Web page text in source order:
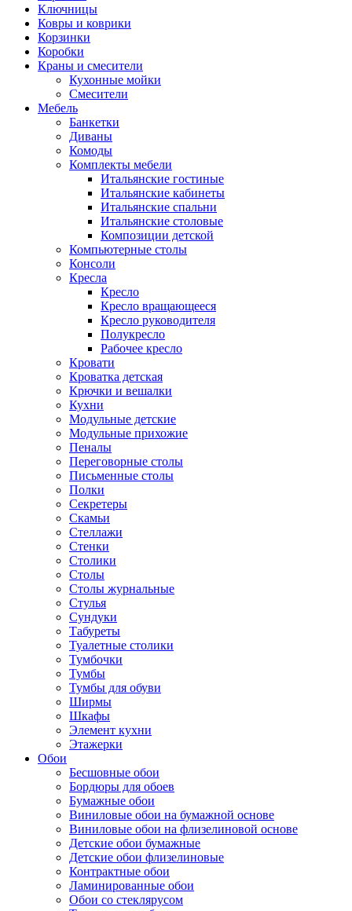
Ключницы
Ковры и коврики
Корзинки
Коробки
Краны и смесители
Кухонные мойки
Смесители
Мебель
Банкетки
Диваны
Комоды
Комплекты мебели
Итальянские гостиные
Итальянские кабинеты
Итальянские спальни
Итальянские столовые
Композиции детской
Компьютерные столы
Консоли
Кресла
Кресло
Кресло вращающееся
Кресло руководителя
Полукресло
Рабочее кресло
Кровати
Кроватка детская
Крючки и вешалки
Кухни
Модульные детские
Модульные прихожие
Пеналы
Переговорные столы
Письменные столы
Полки
Секретеры
Скамьи
Стеллажи
Стенки
Столики
Столы
Столы журнальные
Стулья
Сундуки
Табуреты
Туалетные столики
Тумбочки
Тумбы
Тумбы для обуви
Ширмы
Шкафы
Элемент кухни
Этажерки
Обои
Бесшовные обои
Бордюры для обоев
Бумажные обои
Виниловые обои на бумажной основе
Виниловые обои на флизелиновой основе
Детские обои бумажные
Детские обои флизелиновые
Контрактные обои
Ламинированные обои
Обои со стеклярусом